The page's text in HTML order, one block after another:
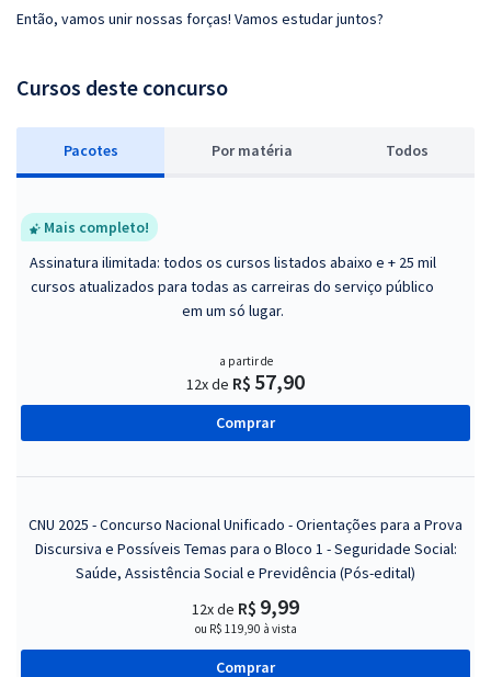
Então, vamos unir nossas forças! Vamos estudar juntos?
Cursos deste concurso
Pacotes Por matéria Todos
Mais completo!
Assinatura ilimitada: todos os cursos listados abaixo e + 25 mil
cursos atualizados para todas as carreiras do serviço público
em um só lugar.
a partir de
12x de R$ 57,90
Comprar
CNU 2025 - Concurso Nacional Unificado - Orientações para a Prova
Discursiva e Possíveis Temas para o Bloco 1 - Seguridade Social:
Saúde, Assistência Social e Previdência (Pós-edital)
12x de R$ 9,99
ou R$ 119,90 à vista
Comprar